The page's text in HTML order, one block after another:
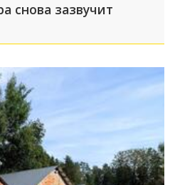
снова зазвучит